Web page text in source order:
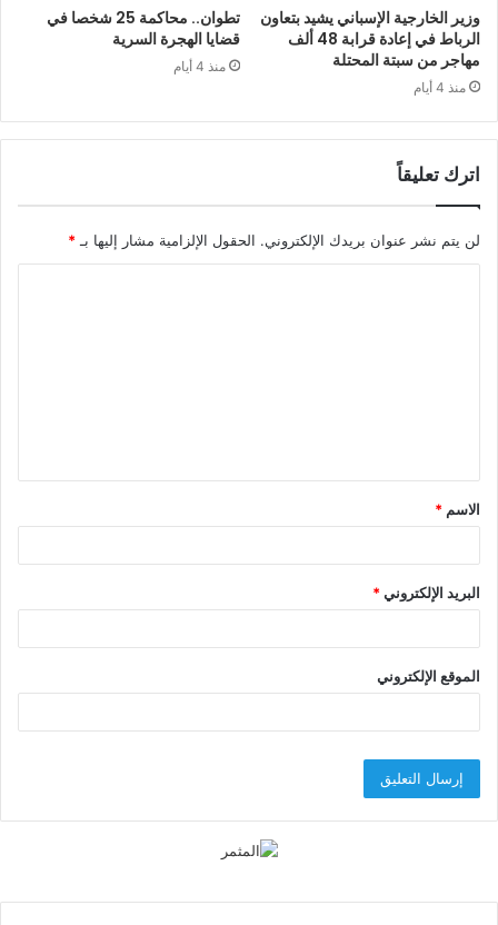
وزير الخارجية الإسباني يشيد بتعاون
الرباط في إعادة قرابة 48 ألف
مهاجر من سبتة المحتلة
منذ 4 أيام
تطوان.. محاكمة 25 شخصا في
قضايا الهجرة السرية
منذ 4 أيام
اترك تعليقاً
لن يتم نشر عنوان بريدك الإلكتروني. الحقول الإلزامية مشار إليها بـ *
ق
*
الاسم *
البريد الإلكتروني*
الموقع الإلكتروني